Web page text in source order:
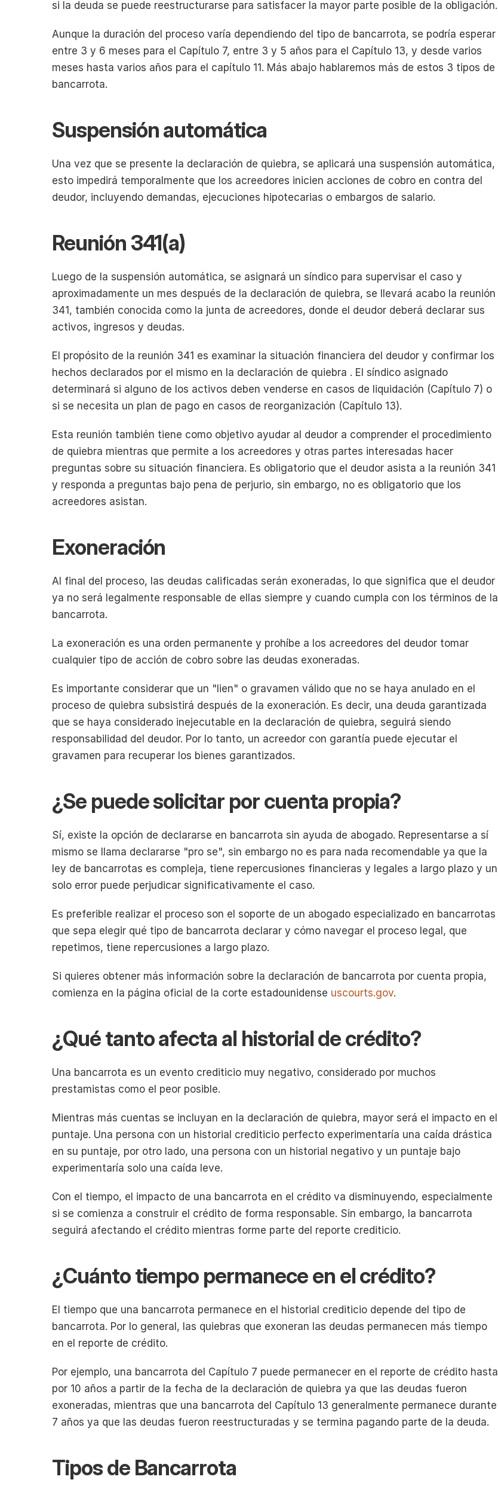
si la deuda se puede reestructurarse para satisfacer la mayor parte posible de la obligación.
Aunque la duración del proceso varía dependiendo del tipo de bancarrota, se podría esperar
entre 3 y 6 meses para el Capítulo 7, entre 3 y 5 años para el Capítulo 13, y desde varios
meses hasta varios años para el capítulo 11. Más abajo hablaremos más de estos 3 tipos de
bancarrota.
Suspensión automática
Una vez que se presente la declaración de quiebra, se aplicará una suspensión automática,
esto impedirá temporalmente que los acreedores inicien acciones de cobro en contra del
deudor, incluyendo demandas, ejecuciones hipotecarias o embargos de salario.
Reunión 341(a)
Luego de la suspensión automática, se asignará un síndico para supervisar el caso y
aproximadamente un mes después de la declaración de quiebra, se llevará acabo la reunión
341, también conocida como la junta de acreedores, donde el deudor deberá declarar sus
activos, ingresos y deudas.
El propósito de la reunión 341 es examinar la situación financiera del deudor y confirmar los
hechos declarados por el mismo en la declaración de quiebra . El síndico asignado
determinará si alguno de los activos deben venderse en casos de liquidación (Capítulo 7) o
si se necesita un plan de pago en casos de reorganización (Capítulo 13).
Esta reunión también tiene como objetivo ayudar al deudor a comprender el procedimiento
de quiebra mientras que permite a los acreedores y otras partes interesadas hacer
preguntas sobre su situación financiera. Es obligatorio que el deudor asista a la reunión 341
y responda a preguntas bajo pena de perjurio, sin embargo, no es obligatorio que los
acreedores asistan.
Exoneración
Al final del proceso, las deudas calificadas serán exoneradas, lo que significa que el deudor
ya no será legalmente responsable de ellas siempre y cuando cumpla con los términos de la
bancarrota.
La exoneración es una orden permanente y prohíbe a los acreedores del deudor tomar
cualquier tipo de acción de cobro sobre las deudas exoneradas.
Es importante considerar que un "lien" o gravamen válido que no se haya anulado en el
proceso de quiebra subsistirá después de la exoneración. Es decir, una deuda garantizada
que se haya considerado inejecutable en la declaración de quiebra, seguirá siendo
responsabilidad del deudor. Por lo tanto, un acreedor con garantía puede ejecutar el
gravamen para recuperar los bienes garantizados.
¿Se puede solicitar por cuenta propia?
Sí, existe la opción de declararse en bancarrota sin ayuda de abogado. Representarse a sí
mismo se llama declararse "pro se", sin embargo no es para nada recomendable ya que la
ley de bancarrotas es compleja, tiene repercusiones financieras y legales a largo plazo y un
solo error puede perjudicar significativamente el caso.
Es preferible realizar el proceso son el soporte de un abogado especializado en bancarrotas
que sepa elegir qué tipo de bancarrota declarar y cómo navegar el proceso legal, que
repetimos, tiene repercusiones a largo plazo.
Si quieres obtener más información sobre la declaración de bancarrota por cuenta propia,
comienza en la página oficial de la corte estadounidense uscourts.gov.
¿Qué tanto afecta al historial de crédito?
Una bancarrota es un evento crediticio muy negativo, considerado por muchos
prestamistas como el peor posible.
Mientras más cuentas se incluyan en la declaración de quiebra, mayor será el impacto en el
puntaje. Una persona con un historial crediticio perfecto experimentaría una caída drástica
en su puntaje, por otro lado, una persona con un historial negativo y un puntaje bajo
experimentaría solo una caída leve.
Con el tiempo, el impacto de una bancarrota en el crédito va disminuyendo, especialmente
si se comienza a construir el crédito de forma responsable. Sin embargo, la bancarrota
seguirá afectando el crédito mientras forme parte del reporte crediticio.
¿Cuánto tiempo permanece en el crédito?
El tiempo que una bancarrota permanece en el historial crediticio depende del tipo de
bancarrota. Por lo general, las quiebras que exoneran las deudas permanecen más tiempo
en el reporte de crédito.
Por ejemplo, una bancarrota del Capítulo 7 puede permanecer en el reporte de crédito hasta
por 10 años a partir de la fecha de la declaración de quiebra ya que las deudas fueron
exoneradas, mientras que una bancarrota del Capítulo 13 generalmente permanece durante
7 años ya que las deudas fueron reestructuradas y se termina pagando parte de la deuda.
Tipos de Bancarrota